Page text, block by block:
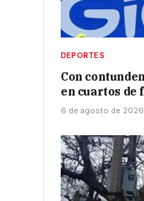
DEPORTES
Con
en cuartos de
6 de agosto de 2026